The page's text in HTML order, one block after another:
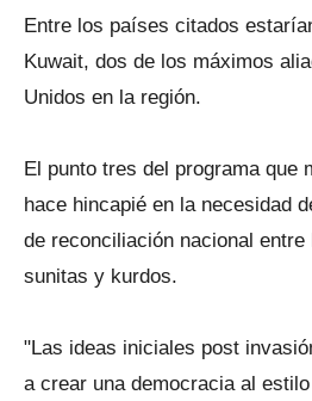
Entre los países citados
Kuwait, dos de los máximos
Unidos en la región.
El punto tres del programa que
hace hincapié en la necesidad
de reconciliación nacional
sunitas y kurdos.
"Las ideas iniciales post
a crear una democracia al